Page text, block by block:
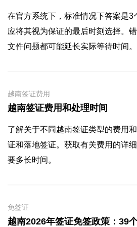
在官方系统下，标准情况下答案是3
应将其视为保证的最后时刻选择。
文件问题都可能延长实际等待时间。
越南签证费用
越南签证费用和处理时间
了解关于不同越南签证类型的费用
证和落地签证。获取有关费用的详
要多长时间。
免签证
越南2026年签证免签政策：39